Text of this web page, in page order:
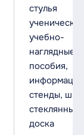
стулья
учебно-
наглядные
пособия,
стенды,
стеклянные,
доска